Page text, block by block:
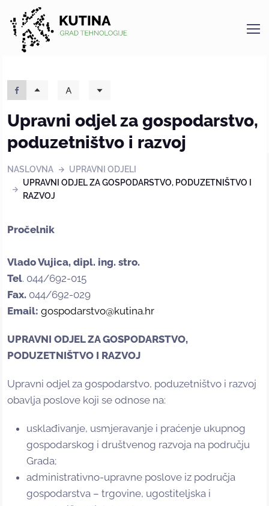
Kutina
Upravni odjel za gospodarstvo,
poduzetništvo i razvoj
NASLOVNA
UPRAVNI ODJELI
UPRAVNI ODJEL ZA GOSPODARSTVO, PODUZETNIŠTVO I
RAZVOJ
Pročelnik
Vlado Vujica, dipl. ing. stro.
Tel. 044/692-015
Fax. 044/692-029
Email: gospodarstvo@kutina.hr
UPRAVNI ODJEL ZA GOSPODARSTVO,
PODUZETNIŠTVO I RAZVOJ
Upravni odjel za gospodarstvo, poduzetništvo i razvoj
obavlja poslove koji se odnose na:
usklađivanje, usmjeravanje i praćenje ukupnog
gospodarskog i društvenog razvoja na području
Grada;
administrativno-upravne poslove iz područja
gospodarstva – trgovine, ugostiteljska i